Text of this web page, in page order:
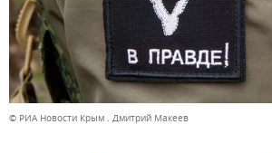
© РИА Новости Крым . Дмитрий Макеев